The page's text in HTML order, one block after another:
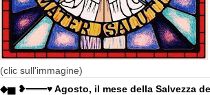
(clic sull'immagine)
◆▅ ❥═══♥ Agosto, il mese della Salvezza